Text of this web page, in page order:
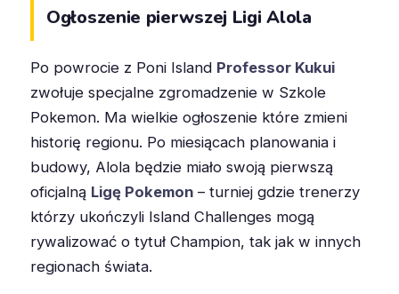
Ogłoszenie pierwszej Ligi Alola
Po powrocie z Poni Island Professor Kukui
zwołuje specjalne zgromadzenie w Szkole
Pokemon. Ma wielkie ogłoszenie które zmieni
historię regionu. Po miesiącach planowania i
budowy, Alola będzie miało swoją pierwszą
oficjalną Ligę Pokemon – turniej gdzie trenerzy
którzy ukończyli Island Challenges mogą
rywalizować o tytuł Champion, tak jak w innych
regionach świata.